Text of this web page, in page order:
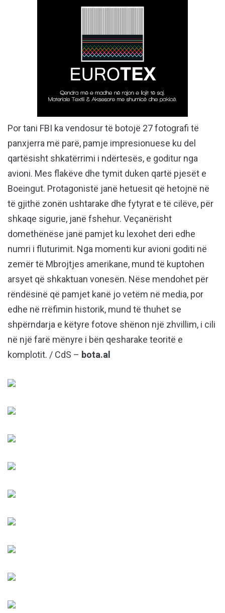
Por tani FBI ka vendosur të botojë 27 fotografi të
panxjerra më parë, pamje impresionuese ku del
qartësisht shkatërrimi i ndërtesës, e goditur nga
avioni. Mes flakëve dhe tymit duken qartë pjesët e
Boeingut. Protagonistë janë hetuesit që hetojnë në
të gjithë zonën ushtarake dhe fytyrat e të cilëve, për
shkaqe sigurie, janë fshehur. Veçanërisht
domethënëse janë pamjet ku lexohet deri edhe
numri i fluturimit. Nga momenti kur avioni goditi në
zemër të Mbrojtjes amerikane, mund të kuptohen
arsyet që shkaktuan vonesën. Nëse mendohet për
rëndësinë që pamjet kanë jo vetëm në media, por
edhe në rrëfimin historik, mund të thuhet se
shpërndarja e këtyre fotove shënon një zhvillim, i cili
në një farë mënyre i bën qesharake teoritë e
komplotit. / CdS – bota.al